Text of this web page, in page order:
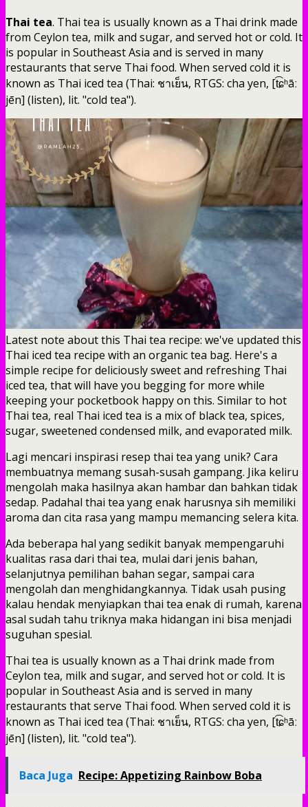
Thai tea. Thai tea is usually known as a Thai drink made
from Ceylon tea, milk and sugar, and served hot or cold. It
is popular in Southeast Asia and is served in many
restaurants that serve Thai food. When served cold it is
known as Thai iced tea (Thai: ชาเย็น, RTGS: cha yen, [t͡ɕʰāː
jēn] (listen), lit. "cold tea").
Latest note about this Thai tea recipe: we've updated this
Thai iced tea recipe with an organic tea bag. Here's a
simple recipe for deliciously sweet and refreshing Thai
iced tea, that will have you begging for more while
keeping your pocketbook happy on this. Similar to hot
Thai tea, real Thai iced tea is a mix of black tea, spices,
sugar, sweetened condensed milk, and evaporated milk.
Lagi mencari inspirasi resep thai tea yang unik? Cara
membuatnya memang susah-susah gampang. Jika keliru
mengolah maka hasilnya akan hambar dan bahkan tidak
sedap. Padahal thai tea yang enak harusnya sih memiliki
aroma dan cita rasa yang mampu memancing selera kita.
Ada beberapa hal yang sedikit banyak mempengaruhi
kualitas rasa dari thai tea, mulai dari jenis bahan,
selanjutnya pemilihan bahan segar, sampai cara
mengolah dan menghidangkannya. Tidak usah pusing
kalau hendak menyiapkan thai tea enak di rumah, karena
asal sudah tahu triknya maka hidangan ini bisa menjadi
suguhan spesial.
Thai tea is usually known as a Thai drink made from
Ceylon tea, milk and sugar, and served hot or cold. It is
popular in Southeast Asia and is served in many
restaurants that serve Thai food. When served cold it is
known as Thai iced tea (Thai: ชาเย็น, RTGS: cha yen, [t͡ɕʰāː
jēn] (listen), lit. "cold tea").
Baca Juga Recipe: Appetizing Rainbow Boba